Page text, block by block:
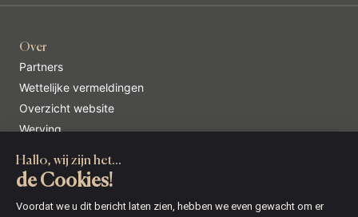
Over
Partners
Wettelijke vermeldingen
Overzicht website
Werving
© Copyright 2026 - Camping Le Serignan Plage - Alle
rechten voorbehouden. - RealisatieInteraview Production-
de Cookies!
we even gewacht om er zeker van te zijn dat de inhoud van deze site u